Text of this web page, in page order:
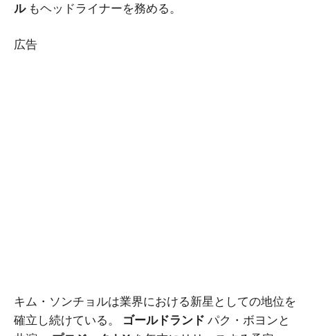
ルもヘッドライナーを務める。
広告
キム・ソンチョルは業界における新星としての地位を
確立し続けている。
ゴールドランド パク・ボヨンと